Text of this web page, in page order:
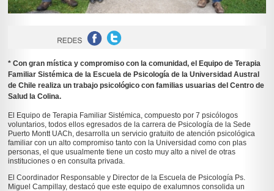
* Con gran mística y compromiso con la comunidad, el Equipo de Terapia
Familiar Sistémica de la Escuela de Psicología de la Universidad Austral
de Chile realiza un trabajo psicológico con familias usuarias del Centro de
Salud la Colina.
El Equipo de Terapia Familiar Sistémica, compuesto por 7 psicólogos
voluntarios, todos ellos egresados de la carrera de Psicología de la Sede
Puerto Montt UACh, desarrolla un servicio gratuito de atención psicológica
familiar con un alto compromiso tanto con la Universidad como con plas
personas, el que usualmente tiene un costo muy alto a nivel de otras
instituciones o en consulta privada.
El Coordinador Responsable y Director de la Escuela de Psicología Ps.
Miguel Campillay, destacó que este equipo de exalumnos consolida un